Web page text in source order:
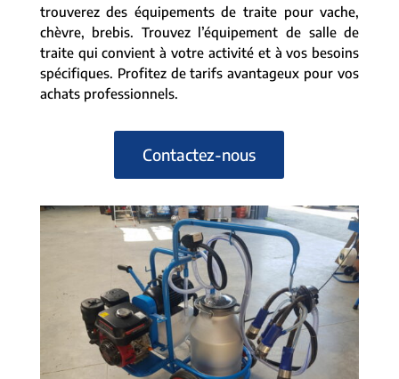
trouverez des équipements de traite pour vache,
chèvre, brebis. Trouvez l’équipement de salle de
traite qui convient à votre activité et à vos besoins
spécifiques. Profitez de tarifs avantageux pour vos
achats professionnels.
Contactez-nous